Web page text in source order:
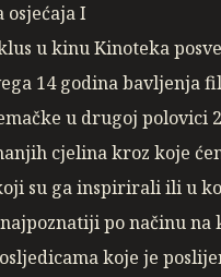
osjećaja I
u kinu Kinoteka
14 godina bavljenja
u drugoj polovici
cjelina kroz koje
su ga inspirirali ili u
po načinu
koje je